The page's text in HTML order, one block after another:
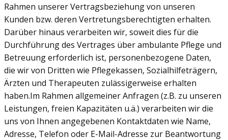
Rahmen unserer Vertragsbeziehung von unseren
Kunden bzw. deren Vertretungsberechtigten erhalten.
Darüber hinaus verarbeiten wir, soweit dies für die
Durchführung des Vertrages über ambulante Pflege und
Betreuung erforderlich ist, personenbezogene Daten,
die wir von Dritten wie Pflegekassen, Sozialhilfeträgern,
Ärzten und Therapeuten zulässigerweise erhalten
haben.Im Rahmen allgemeiner Anfragen (z.B. zu unseren
Leistungen, freien Kapazitäten u.ä.) verarbeiten wir die
uns von Ihnen angegebenen Kontaktdaten wie Name,
Adresse, Telefon oder E-Mail-Adresse zur Beantwortung